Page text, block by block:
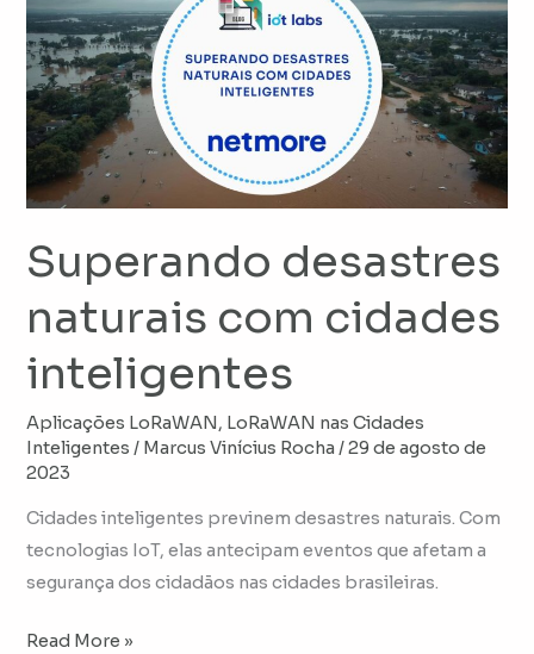
Superando desastres
naturais com cidades
inteligentes
Aplicações LoRaWAN, LoRaWAN nas Cidades
Inteligentes / Marcus Vinícius Rocha/29 de agosto de
2023
Cidades inteligentes previnem desastres naturais. Com
tecnologias IoT, elas antecipam eventos que afetam a
segurança dos cidadãos nas cidades brasileiras.
naturais
com
cidades
inteligentes
Read More »